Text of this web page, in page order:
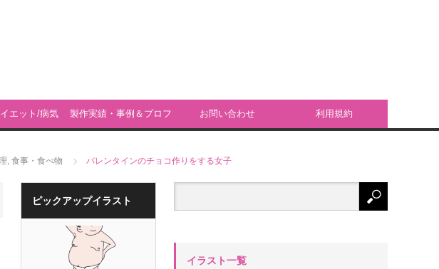
エット/病気 製作実績・事例＆プロフ お問い合わせ 利用規約
, 食事・食べ物 バレンタインのチョコ作りをする女子
ピックアップイラスト
イラスト一覧